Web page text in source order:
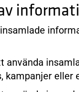
använda
kampanjer eller